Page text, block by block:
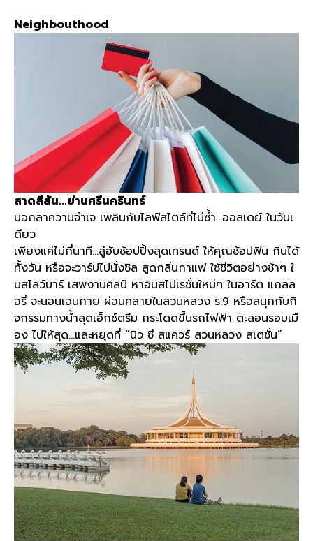
Neighbouthood
สาดสีสัน...ย่านศรีนครินทร์
บอกลาความจำเจ เพลินกับไลฟ์สไตล์ที่ไม่ซ้ำ…ออลเดย์ ในวันเ
ดียว
เพียงแค่ไม่กี่นาที…สู่ฮับช้อปปิ้งสุดเทรนด์ ให้คุณช้อปฟิน กินได้
ทั้งวัน หรือจะวาร์ปไปนั่งชิล สูดกลิ่นกาแฟ ใช้ชีวิตอย่างช้าๆ ใ
นสโลว์บาร์ เสพงานศิลป์ หาอินสไปเรชั่นใหม่ๆ ในอาร์ต แกลล
อรี่ จะนอนเอนกาย ผ่อนคลายในสวนหลวง ร.9 หรือสนุกกับกิ
จกรรมทางน้ำสุดเอ็กซ์ตรีม กระโดดขึ้นรถไฟฟ้า ตะลอนรอบเมื
อง ไปให้สุด…และหยุดที่ “นิว ซี สแควร์ สวนหลวง สเตชั่น”